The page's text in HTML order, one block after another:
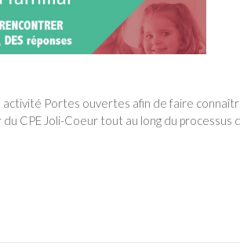
activité Portes ouvertes afin de faire
CPE Joli-Coeur tout au long du processus